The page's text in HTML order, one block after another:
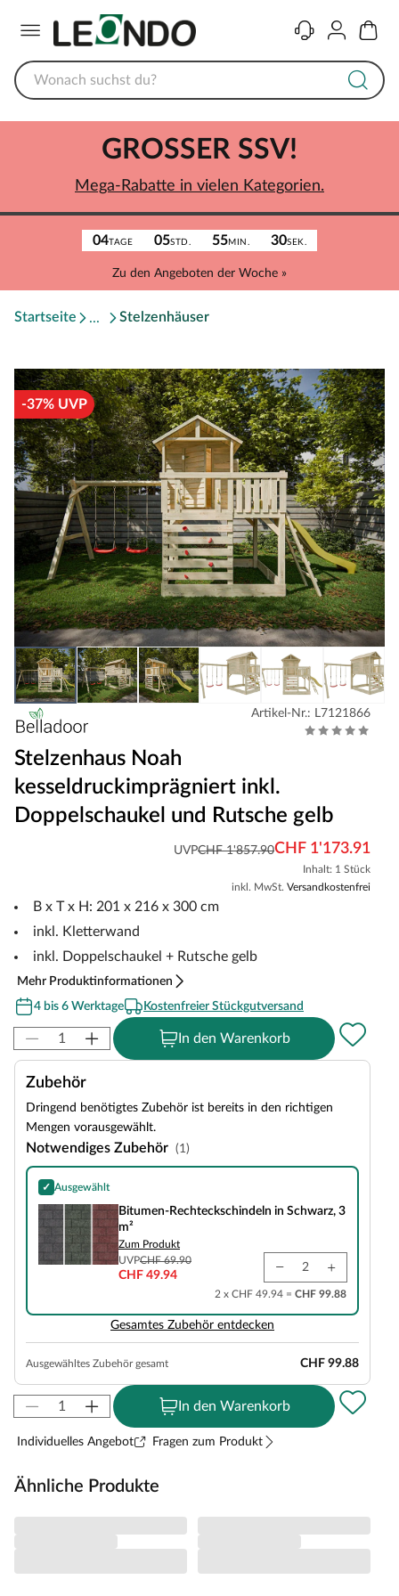
KontaktKonto
04TAGE 05STD. 55MIN. 30SEK.
Zu den Angeboten der Woche »
GROSSER SSV!
Mega-Rabatte in vielen Kategorien.
Startseite Stelzenhäuser
-37% UVP
Artikel-Nr.: L7121866
Stelzenhaus Noah
kesseldruckimprägniert inkl.
Doppelschaukel und Rutsche gelb
UVPCHF 1'857.90CHF 1'173.91
Inhalt: 1 Stück
inkl. MwSt. Versandkostenfrei
B x T x H: 201 x 216 x 300 cm
inkl. Kletterwand
inkl. Doppelschaukel + Rutsche gelb
Mehr Produktinformationen
4 bis 6 Werktage
Kostenfreier Stückgutversand
In den Warenkorb
Zubehör
Dringend benötigtes Zubehör ist bereits in den richtigen
Mengen vorausgewählt.
Notwendiges Zubehör (1)
✓ Ausgewählt
Bitumen-Rechteckschindeln in Schwarz, 3 m²
Bitumen-Rechteckschindeln in Schwarz, 3
m²
Zum Produkt
UVPCHF 69.90
CHF 49.94
2 x CHF 49.94 = CHF 99.88
Gesamtes Zubehör entdecken
Ausgewähltes Zubehör gesamt CHF 99.88
In den Warenkorb
Individuelles Angebot Fragen zum Produkt
Ähnliche Produkte